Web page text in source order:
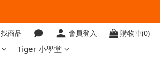
找商品 會員登入 購物車(0)
Tiger 小學堂